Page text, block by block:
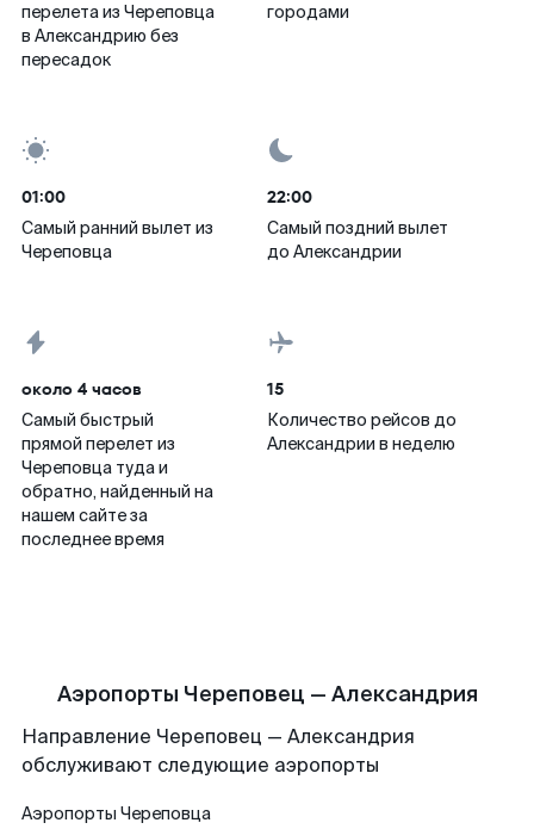
перелета из Череповца
в Александрию без
пересадок
городами
01:00
Самый ранний вылет из
Череповца
22:00
Самый поздний вылет
до Александрии
около 4 часов
Самый быстрый
прямой перелет из
Череповца туда и
обратно, найденный на
нашем сайте за
последнее время
15
Количество рейсов до
Александрии в неделю
Аэропорты Череповец — Александрия
Направление Череповец — Александрия
обслуживают следующие аэропорты
Аэропорты Череповца